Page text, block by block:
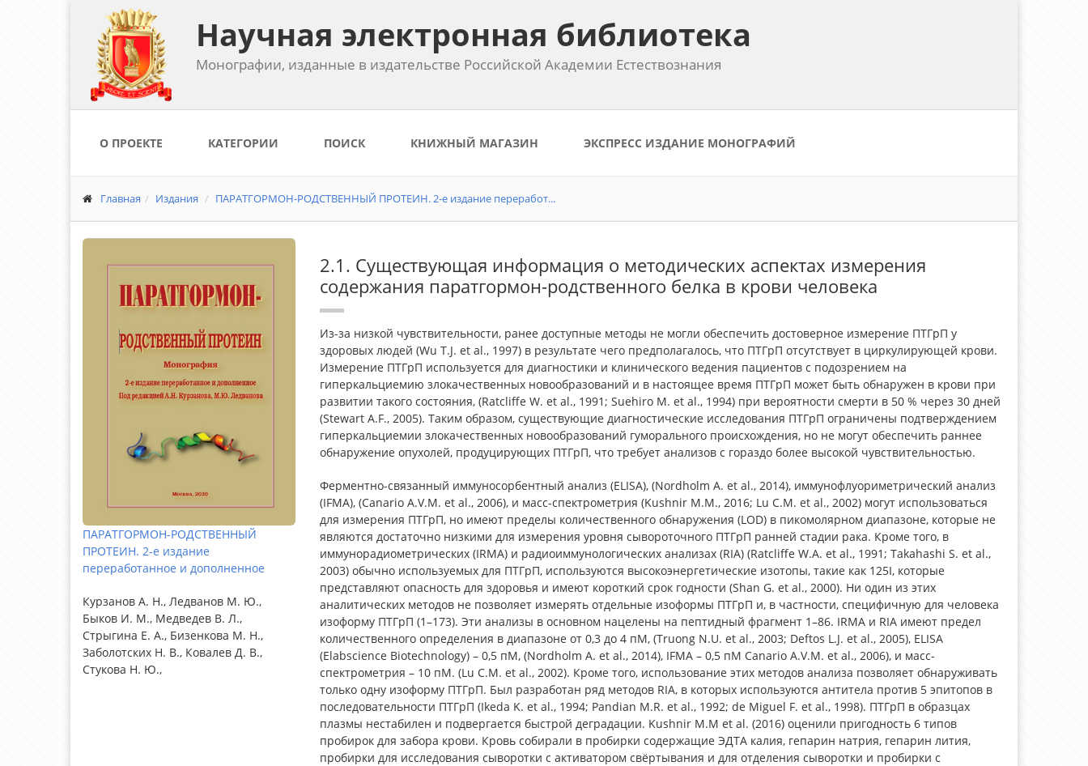
Научная электронная библиотека
Монографии, изданные в издательстве Российской Академии Естествознания
О ПРОЕКТЕ КАТЕГОРИИ ПОИСК КНИЖНЫЙ МАГАЗИН ЭКСПРЕСС ИЗДАНИЕ МОНОГРАФИЙ
Главная Издания ПАРАТГОРМОН-РОДСТВЕННЫЙ ПРОТЕИН. 2-е издание переработ...
ПАРАТГОРМОН-РОДСТВЕННЫЙ
ПРОТЕИН. 2-е издание
переработанное и дополненное
Курзанов А. Н., Ледванов М. Ю.,
Быков И. М., Медведев В. Л.,
Стрыгина Е. А., Бизенкова М. Н.,
Заболотских Н. В., Ковалев Д. В.,
Стукова Н. Ю.,
2.1. Существующая информация о методических аспектах измерения
содержания паратгормон-родственного белка в крови человека
Из-за низкой чувствительности, ранее доступные методы не могли обеспечить достоверное измерение ПТГрП у
здоровых людей (Wu T.J. et al., 1997) в результате чего предполагалось, что ПТГрП отсутствует в циркулирующей крови.
Измерение ПТГрП используется для диагностики и клинического ведения пациентов с подозрением на
гиперкальциемию злокачественных новообразований и в настоящее время ПТГрП может быть обнаружен в крови при
развитии такого состояния, (Ratcliffe W. et al., 1991; Suehiro M. et al., 1994) при вероятности смерти в 50 % через 30 дней
(Stewart A.F., 2005). Таким образом, существующие диагностические исследования ПТГрП ограничены подтверждением
гиперкальциемии злокачественных новообразований гуморального происхождения, но не могут обеспечить раннее
обнаружение опухолей, продуцирующих ПТГрП, что требует анализов с гораздо более высокой чувствительностью.
Ферментно-связанный иммуносорбентный анализ (ELISA), (Nordholm A. et al., 2014), иммунофлуориметрический анализ
(IFMA), (Canario A.V.M. et al., 2006), и масс-спектрометрия (Kushnir M.M., 2016; Lu C.M. et al., 2002) могут использоваться
для измерения ПТГрП, но имеют пределы количественного обнаружения (LOD) в пикомолярном диапазоне, которые не
являются достаточно низкими для измерения уровня сывороточного ПТГрП ранней стадии рака. Кроме того, в
иммунорадиометрических (IRMA) и радиоиммунологических анализах (RIA) (Ratcliffe W.A. et al., 1991; Takahashi S. et al.,
2003) обычно используемых для ПТГрП, используются высокоэнергетические изотопы, такие как 125I, которые
представляют опасность для здоровья и имеют короткий срок годности (Shan G. et al., 2000). Ни один из этих
аналитических методов не позволяет измерять отдельные изоформы ПТГрП и, в частности, специфичную для человека
изоформу ПТГрП (1–173). Эти анализы в основном нацелены на пептидный фрагмент 1–86. IRMA и RIA имеют предел
количественного определения в диапазоне от 0,3 до 4 пМ, (Truong N.U. et al., 2003; Deftos L.J. et al., 2005), ELISA
(Elabscience Biotechnology) – 0,5 пМ, (Nordholm A. et al., 2014), IFMA – 0,5 пМ Canario A.V.M. et al., 2006), и масс-
спектрометрия – 10 пМ. (Lu C.M. et al., 2002). Кроме того, использование этих методов анализа позволяет обнаруживать
только одну изоформу ПТГрП. Был разработан ряд методов RIA, в которых используются антитела против 5 эпитопов в
последовательности ПТГрП (Ikeda K. et al., 1994; Pandian M.R. et al., 1992; de Miguel F. et al., 1998). ПТГрП в образцах
плазмы нестабилен и подвергается быстрой деградации. Kushnir M.M et al. (2016) оценили пригодность 6 типов
пробирок для забора крови. Кровь собирали в пробирки содержащие ЭДТА калия, гепарин натрия, гепарин лития,
пробирки для исследования сыворотки с активатором свёртывания и для отделения сыворотки и пробирки с